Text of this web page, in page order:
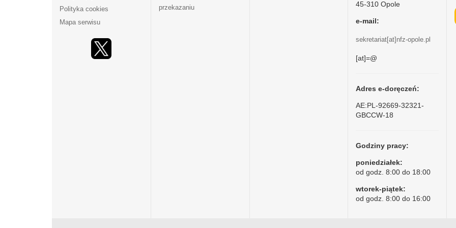
Polityka cookies
Mapa serwisu
przekazaniu
45-310 Opole
e-mail:
sekretariat[at]nfz-opole.pl
[at]=@
Adres e-doręczeń:
AE:PL-92669-32321-
GBCCW-18
Godziny pracy:
poniedziałek:
od godz. 8:00 do 18:00
wtorek-piątek:
od godz. 8:00 do 16:00